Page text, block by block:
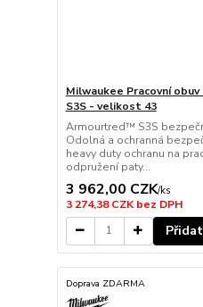
Milwaukee Pracovní obuv
S3S - velikost 43
Armourtred™ S3S
Odolná a ochranná
heavy duty ochranu na
odpružení paty...
3 962,00 CZK/ks
3 274,38 CZKbez DPH
Doprava ZDARMA